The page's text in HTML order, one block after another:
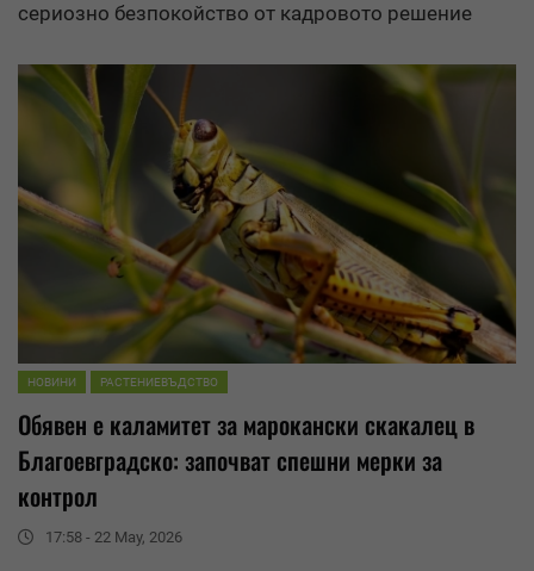
сериозно безпокойство от кадровото решение
НОВИНИ РАСТЕНИЕВЪДСТВО
Обявен е каламитет за марокански скакалец в
Благоевградско: започват спешни мерки за
контрол
17:58 - 22 May, 2026